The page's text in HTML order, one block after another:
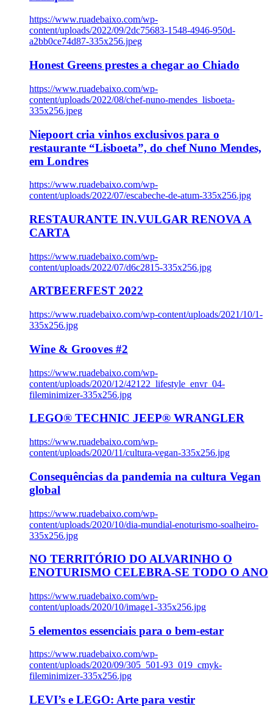
https://www.ruadebaixo.com/wp-
content/uploads/2022/09/2dc75683-1548-4946-950d-
a2bb0ce74d87-335x256.jpeg
Honest Greens prestes a chegar ao Chiado
https://www.ruadebaixo.com/wp-
content/uploads/2022/08/chef-nuno-mendes_lisboeta-
335x256.jpeg
Niepoort cria vinhos exclusivos para o
restaurante “Lisboeta”, do chef Nuno Mendes,
em Londres
https://www.ruadebaixo.com/wp-
content/uploads/2022/07/escabeche-de-atum-335x256.jpg
RESTAURANTE IN.VULGAR RENOVA A
CARTA
https://www.ruadebaixo.com/wp-
content/uploads/2022/07/d6c2815-335x256.jpg
ARTBEERFEST 2022
https://www.ruadebaixo.com/wp-content/uploads/2021/10/1-
335x256.jpg
Wine & Grooves #2
https://www.ruadebaixo.com/wp-
content/uploads/2020/12/42122_lifestyle_envr_04-
fileminimizer-335x256.jpg
LEGO® TECHNIC JEEP® WRANGLER
https://www.ruadebaixo.com/wp-
content/uploads/2020/11/cultura-vegan-335x256.jpg
Consequências da pandemia na cultura Vegan
global
https://www.ruadebaixo.com/wp-
content/uploads/2020/10/dia-mundial-enoturismo-soalheiro-
335x256.jpg
NO TERRITÓRIO DO ALVARINHO O
ENOTURISMO CELEBRA-SE TODO O ANO
https://www.ruadebaixo.com/wp-
content/uploads/2020/10/image1-335x256.jpg
5 elementos essenciais para o bem-estar
https://www.ruadebaixo.com/wp-
content/uploads/2020/09/305_501-93_019_cmyk-
fileminimizer-335x256.jpg
LEVI’s e LEGO: Arte para vestir